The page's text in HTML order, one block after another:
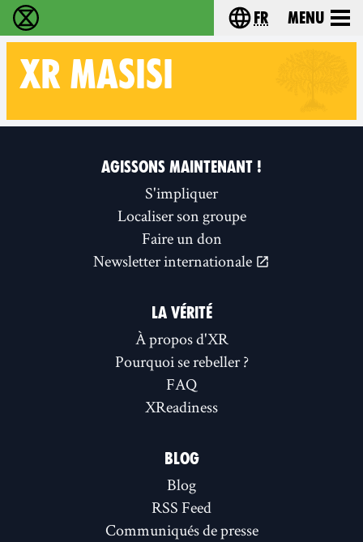
Extinction Rebellion - Home Choisissez votre
fr Menu
XR MASISI
AGISSONS MAINTENANT !
S'impliquer
Localiser son groupe
Faire un don
Newsletter internationale
LA VÉRITÉ
À propos d'XR
Pourquoi se rebeller ?
FAQ
XReadiness
BLOG
Blog
RSS Feed
Communiqués de presse